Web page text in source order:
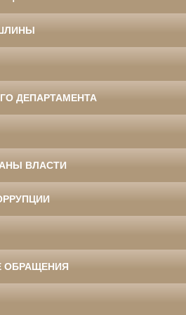
ДЕПАРТАМЕНТА
ВЛАСТИ
ОБРАЩЕНИЯ